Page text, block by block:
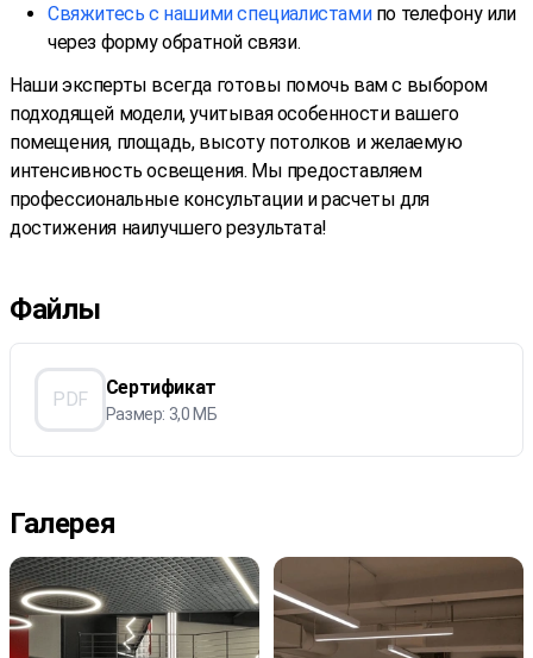
Свяжитесь с нашими специалистамипо телефону или
через форму обратной связи.
Наши эксперты всегда готовы помочь вам с выбором
подходящей модели, учитывая особенности вашего
помещения, площадь, высоту потолков и желаемую
интенсивность освещения. Мы предоставляем
профессиональные консультации и расчеты для
достижения наилучшего результата!
Файлы
PDF
Сертификат
Размер: 3,0 МБ
Галерея